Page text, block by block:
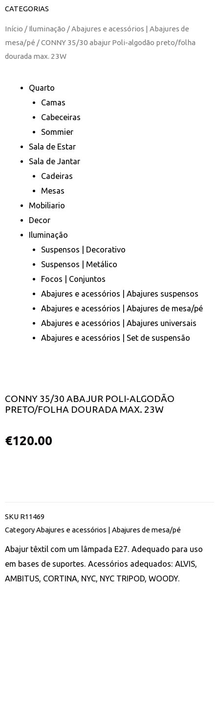
CATEGORIAS
Início / Iluminação /Abajures e acessórios | Abajures de
mesa/pé / CONNY 35/30 abajur Poli-algodão preto/folha
dourada max. 23W
Quarto
Camas
Cabeceiras
Sommier
Sala de Estar
Sala de Jantar
Cadeiras
Mesas
Mobiliario
Decor
Iluminação
Suspensos | Decorativo
Suspensos | Metálico
Focos | Conjuntos
Abajures e acessórios | Abajures suspensos
Abajures e acessórios | Abajures de mesa/pé
Abajures e acessórios | Abajures universais
Abajures e acessórios | Set de suspensão
CONNY 35/30 ABAJUR POLI-ALGODÃO
PRETO/FOLHA DOURADA MAX. 23W
€120.00
SKU R11469
CategoryAbajures e acessórios | Abajures de mesa/pé
Abajur têxtil com um lâmpada E27. Adequado para uso
em bases de suportes. Acessórios adequados: ALVIS,
AMBITUS, CORTINA, NYC, NYC TRIPOD, WOODY.